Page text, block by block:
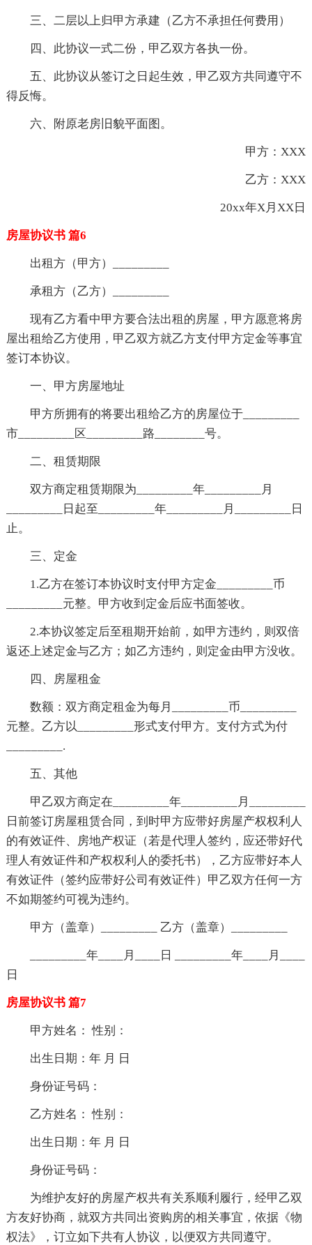
三、二层以上归甲方承建（乙方不承担任何费用）
四、此协议一式二份，甲乙双方各执一份。
五、此协议从签订之日起生效，甲乙双方共同遵守不
得反悔。
六、附原老房旧貌平面图。
甲方：XXX
乙方：XXX
20xx年X月XX日
房屋协议书 篇6
出租方（甲方）_________
承租方（乙方）_________
现有乙方看中甲方要合法出租的房屋，甲方愿意将房
屋出租给乙方使用，甲乙双方就乙方支付甲方定金等事宜
签订本协议。
一、甲方房屋地址
甲方所拥有的将要出租给乙方的房屋位于_________
市_________区_________路________号。
二、租赁期限
双方商定租赁期限为_________年_________月
_________日起至_________年_________月_________日
止。
三、定金
1.乙方在签订本协议时支付甲方定金_________币
_________元整。甲方收到定金后应书面签收。
2.本协议签定后至租期开始前，如甲方违约，则双倍
返还上述定金与乙方；如乙方违约，则定金由甲方没收。
四、房屋租金
数额：双方商定租金为每月_________币_________
元整。乙方以_________形式支付甲方。支付方式为付
_________.
五、其他
甲乙双方商定在_________年_________月_________
日前签订房屋租赁合同，到时甲方应带好房屋产权权利人
的有效证件、房地产权证（若是代理人签约，应还带好代
理人有效证件和产权权利人的委托书），乙方应带好本人
有效证件（签约应带好公司有效证件）甲乙双方任何一方
不如期签约可视为违约。
甲方（盖章）_________ 乙方（盖章）_________
_________年____月____日 _________年____月____
日
房屋协议书 篇7
甲方姓名： 性别：
出生日期：年 月 日
身份证号码：
乙方姓名： 性别：
出生日期：年 月 日
身份证号码：
为维护友好的房屋产权共有关系顺利履行，经甲乙双
方友好协商，就双方共同出资购房的相关事宜，依据《物
权法》，订立如下共有人协议，以便双方共同遵守。